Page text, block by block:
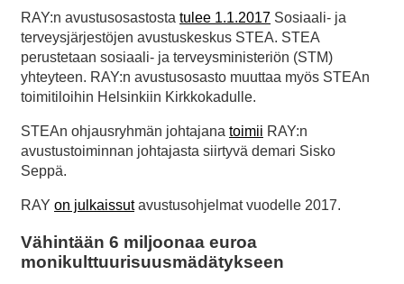
RAY:n avustusosastosta tulee 1.1.2017 Sosiaali- ja
terveysjärjestöjen avustuskeskus STEA. STEA
perustetaan sosiaali- ja terveysministeriön (STM)
yhteyteen. RAY:n avustusosasto muuttaa myös STEAn
toimitiloihin Helsinkiin Kirkkokadulle.
STEAn ohjausryhmän johtajana toimii RAY:n
avustustoiminnan johtajasta siirtyvä demari Sisko
Seppä.
RAY on julkaissutavustusohjelmat vuodelle 2017.
Vähintään 6 miljoonaa euroa
monikulttuurisuusmädätykseen